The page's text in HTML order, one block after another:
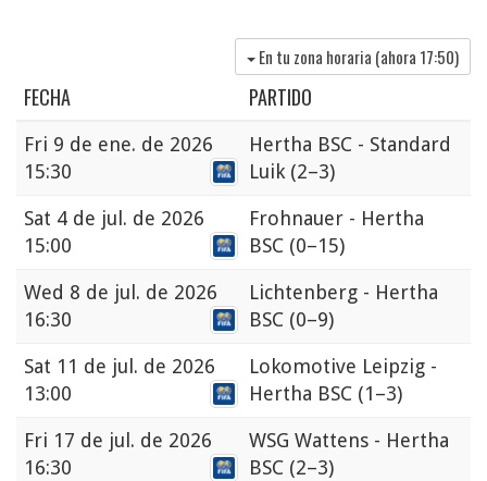
En tu zona horaria (ahora 17:50)
FECHA PARTIDO
Fri 9 de ene. de 2026
15:30
Hertha BSC - Standard
Luik (2–3)
Sat 4 de jul. de 2026
15:00
Frohnauer - Hertha
BSC (0–15)
Wed 8 de jul. de 2026
16:30
Lichtenberg - Hertha
BSC (0–9)
Sat 11 de jul. de 2026
13:00
Lokomotive Leipzig -
Hertha BSC (1–3)
Fri 17 de jul. de 2026
16:30
WSG Wattens - Hertha
BSC (2–3)